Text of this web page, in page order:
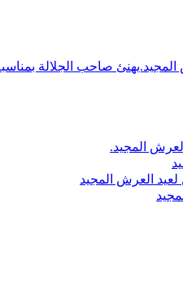
صاحب الجلالة
المجيد.
العرش المجيد